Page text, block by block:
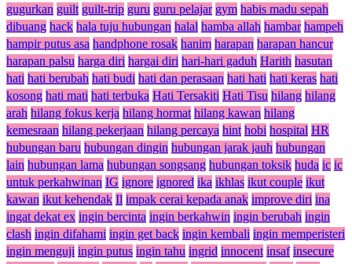
gugurkan guilt guilt-trip guru guru pelajar gym habis madu sepah
dibuang hack hala tuju hubungan halal hamba allah hambar hampeh
hampir putus asa handphone rosak hanim harapan harapan hancur
harapan palsu harga diri hargai diri hari-hari gaduh Harith hasutan
hati hati berubah hati budi hati dan perasaan hati hati hati keras hati
kosong hati mati hati terbuka Hati Tersakiti Hati Tisu hilang hilang
arah hilang fokus kerja hilang hormat hilang kawan hilang
kemesraan hilang pekerjaan hilang percaya hint hobi hospital HR
hubungan baru hubungan dingin hubungan jarak jauh hubungan
lain hubungan lama hubungan songsang hubungan toksik huda ic ic
untuk perkahwinan IG ignore ignored ika ikhlas ikut couple ikut
kawan ikut kehendak Il impak cerai kepada anak improve diri ina
ingat dekat ex ingin bercinta ingin berkahwin ingin berubah ingin
clash ingin difahami ingin get back ingin kembali ingin memperisteri
ingin menguji ingin putus ingin tahu ingrid innocent insaf insecure